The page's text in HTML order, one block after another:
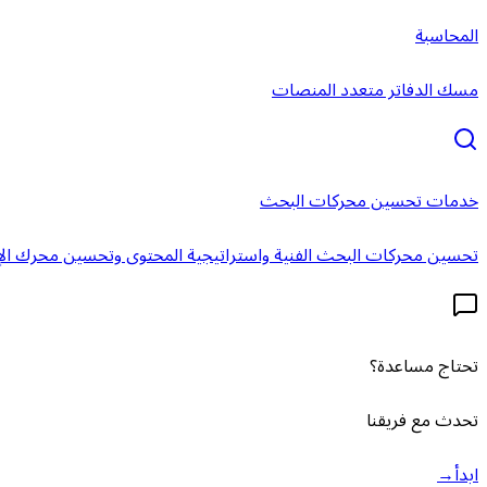
المحاسبة
مسك الدفاتر متعدد المنصات
خدمات تحسين محركات البحث
تحسين محركات البحث الفنية واستراتيجية المحتوى وتحسين محرك
تحتاج مساعدة؟
تحدث مع فريقنا
ابدأ→